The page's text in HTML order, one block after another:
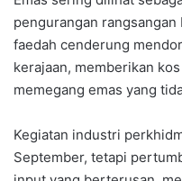
pengurangan
faedah cenderung
kerajaan, memberikan
memegang emas yang
Kegiatan industri
September, tetapi